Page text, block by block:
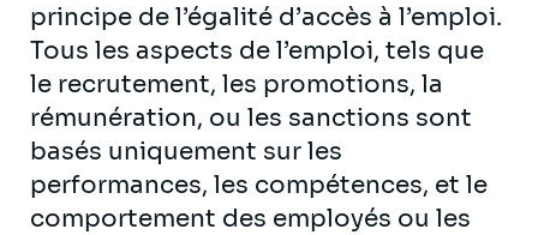
principe de l’égalité d’accès à l’emploi.
Tous les aspects de l’emploi, tels que
le recrutement, les promotions, la
rémunération, ou les sanctions sont
basés uniquement sur les
performances, les compétences, et le
comportement des employés ou les